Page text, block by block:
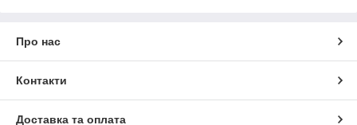
Про нас
Контакти
Доставка та оплата